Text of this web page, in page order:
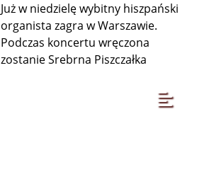
Już w niedzielę wybitny hiszpański
organista zagra w Warszawie.
Podczas koncertu wręczona
zostanie Srebrna Piszczałka